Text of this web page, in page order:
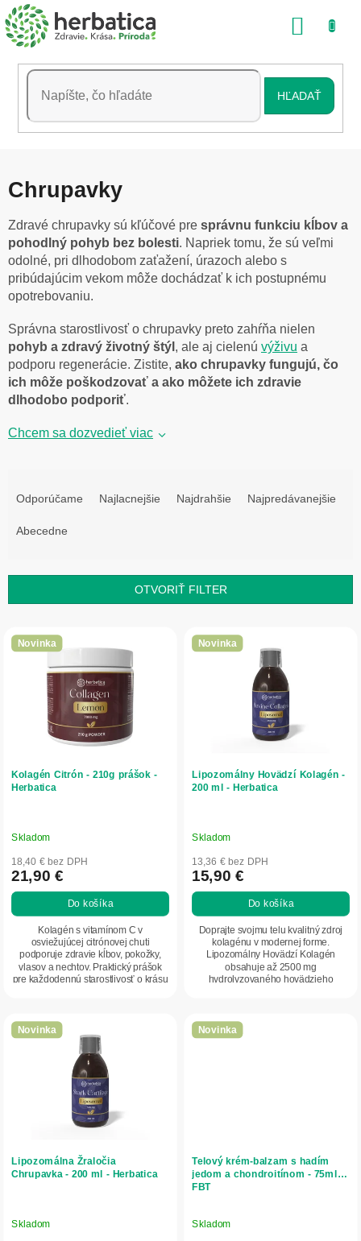
Prejsť
na
obsah
HĽADAŤ
Chrupavky
Zdravé chrupavky sú kľúčové pre správnu funkciu kĺbov a
pohodlný pohyb bez bolesti. Napriek tomu, že sú veľmi
odolné, pri dlhodobom zaťažení, úrazoch alebo s
pribúdajúcim vekom môže dochádzať k ich postupnému
opotrebovaniu.
Správna starostlivosť o chrupavky preto zahŕňa nielen
pohyb a zdravý životný štýl , ale aj cielenú výživu a
podporu regenerácie. Zistite, ako chrupavky fungujú, čo
ich môže poškodzovať a ako môžete ich zdravie
dlhodobo podporiť.
Chcem sa dozvedieť viac
p
o
d
Odporúčame Najlacnejšie Najdrahšie Najpredávanejšie
Abecedne
OTVORIŤ FILTER
ý
d
u
o
v
Novinka
Kolagén Citrón - 210g prášok -
Herbatica
Skladom
18,40 € bez DPH
21,90 €
Do košíka
Kolagén s vitamínom C v
osviežujúcej citrónovej chuti
podporuje zdravie kĺbov, pokožky,
vlasov a nechtov. Praktický prášok
pre každodennú starostlivosť o krásu
Novinka
Lipozomálny Hovädzí Kolagén -
200 ml - Herbatica
Skladom
13,36 € bez DPH
15,90 €
Do košíka
Doprajte svojmu telu kvalitný zdroj
kolagénu v modernej forme.
Lipozomálny Hovädzí Kolagén
obsahuje až 2500 mg
hydrolyzovaného hovädzieho
Novinka
Lipozomálna Žraločia
Chrupavka - 200 ml - Herbatica
Skladom
Novinka
Telový krém-balzam s hadím
jedom a chondroitínom - 75ml -
FBT
Skladom